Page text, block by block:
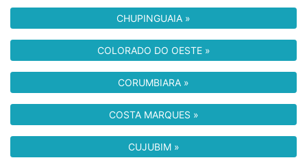
CHUPINGUAIA »
COLORADO DO OESTE »
CORUMBIARA »
COSTA MARQUES »
CUJUBIM »